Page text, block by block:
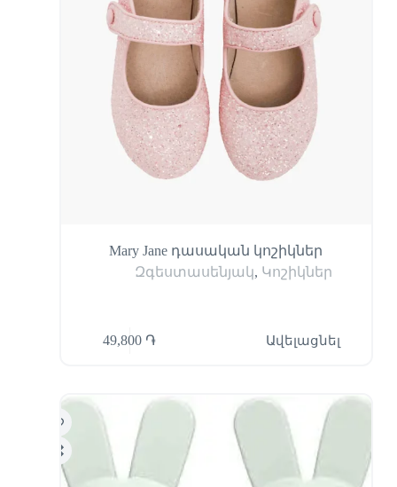
Mary Jane դասական կոշիկներ
Զգեստասենյակ, Կոշիկներ
49,800 ֏ Ավելացնել